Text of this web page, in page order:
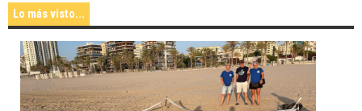
Lo más visto...